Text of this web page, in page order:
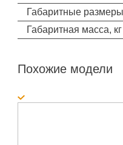
Габаритные
Габаритная масса, кг
Похожие модели